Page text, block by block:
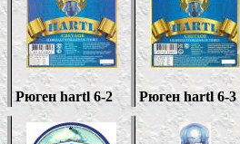
Рюген hartl 6-2 Рюгенhartl6-3